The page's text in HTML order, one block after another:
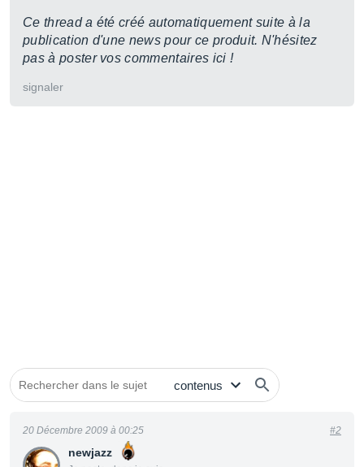
Ce thread a été créé automatiquement suite à la
publication d'une news pour ce produit. N'hésitez
pas à poster vos commentaires ici !
signaler
newjazz
20 Décembre 2009 à 00:25 #2